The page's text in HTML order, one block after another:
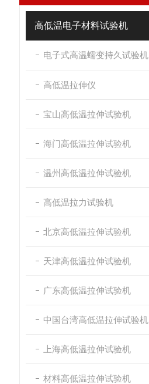
高低温电子材料试验机
电子式高温蠕变持久试验机
高低温拉伸仪
宝山高低温拉伸试验机
海门高低温拉伸试验机
温州高低温拉伸试验机
高低温拉力试验机
北京高低温拉伸试验机
天津高低温拉伸试验机
广东高低温拉伸试验机
中国台湾高低温拉伸试验机
上海高低温拉伸试验机
材料高低温拉伸试验机